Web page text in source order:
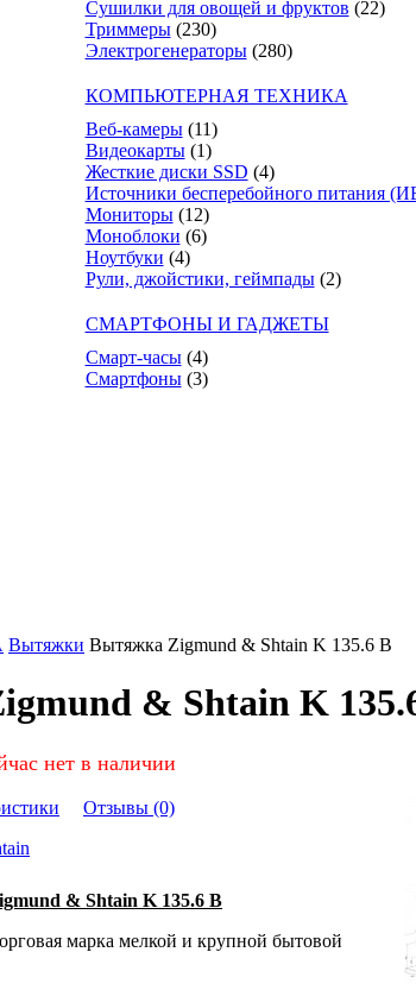
Сушилки для овощей и фруктов (22)
Триммеры (230)
Электрогенераторы (280)
КОМПЬЮТЕРНАЯ ТЕХНИКА
Веб-камеры (11)
Видеокарты (1)
Жесткие диски SSD (4)
Источники бесперебойного питания
Мониторы (12)
Моноблоки (6)
Ноутбуки (4)
Рули, джойстики, геймпады (2)
СМАРТФОНЫ И ГАДЖЕТЫ
Смарт-часы (4)
Смартфоны (3)
Вытяжки Вытяжка Zigmund & Shtain K 135.6 B
& Shtain K
нет в наличии
Отзывы (0)
& Shtain K 135.6 B
марка мелкой и крупной бытовой